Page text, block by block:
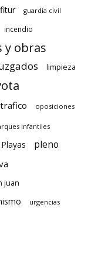
fitur guardia civil
incendio
y obras
limpieza
oposiciones
infantiles
Playas pleno
juan
urgencias